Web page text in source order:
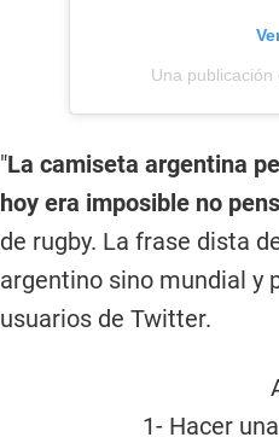
Una
"La camiseta argentina
hoy era imposible no
de rugby. La frase dista
argentino sino mundial y
usuarios de Twitter.
1- Hacer